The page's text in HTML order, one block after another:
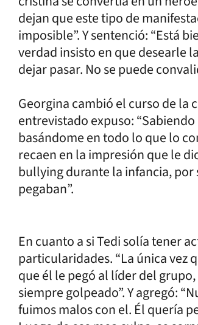
dejan que este tipo de
imposible”. Y sentenció: “Está
verdad insisto en que desearle
dejar pasar. No se puede
Georgina cambió el curso de la
entrevistado expuso:
basándome en todo lo que lo
recaen en la impresión que le
bullying durante la infancia, por
pegaban”.
En cuanto a si Tedi solía tener
particularidades. “La única vez
que él le pegó al líder del
siempre golpeado”. Y agregó:
fuimos malos con el. Él quería